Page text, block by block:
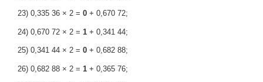
23) 0,335 36 × 2 = 0+ 0,670 72;
24) 0,670 72 × 2 = 1+ 0,341 44;
25) 0,341 44 × 2 = 0+ 0,682 88;
26) 0,682 88 × 2 = 1+ 0,365 76;